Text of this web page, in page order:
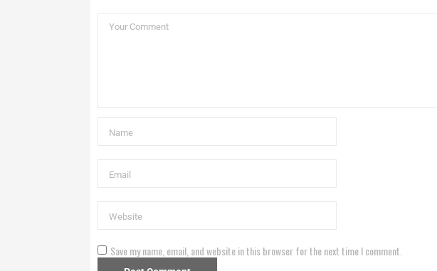
Save my name, email, and website in this browser for the next time I comment.